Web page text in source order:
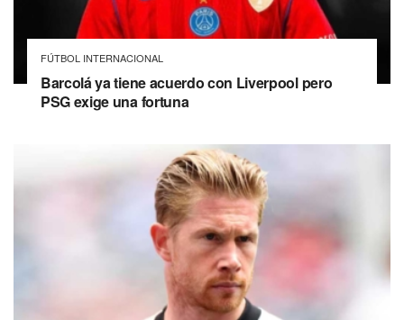
FÚTBOL INTERNACIONAL
Barcolá ya tiene acuerdo con Liverpool pero
PSG exige una fortuna